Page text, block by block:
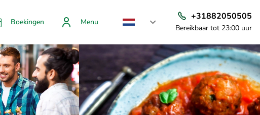
Boekingen Menu
+31882050505
Bereikbaar tot 23:00 uur